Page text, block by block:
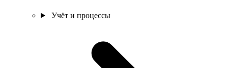
Учёт и процессы